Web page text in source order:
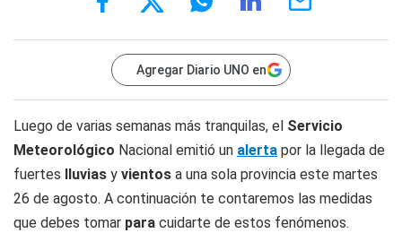
Agregar Diario UNO en
Luego de varias semanas más tranquilas, el Servicio
Meteorológico Nacional emitió un alerta por la llegada de
fuertes lluvias y vientos a una sola provincia este martes
26 de agosto. A continuación te contaremos las medidas
que debes tomar para cuidarte de estos fenómenos.